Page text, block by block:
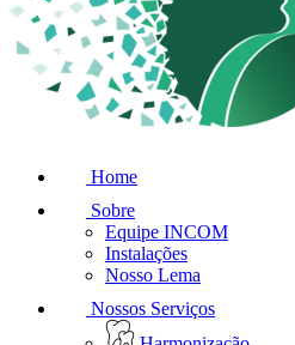
Home
Sobre
Equipe INCOM
Instalações
Nosso Lema
Nossos Serviços